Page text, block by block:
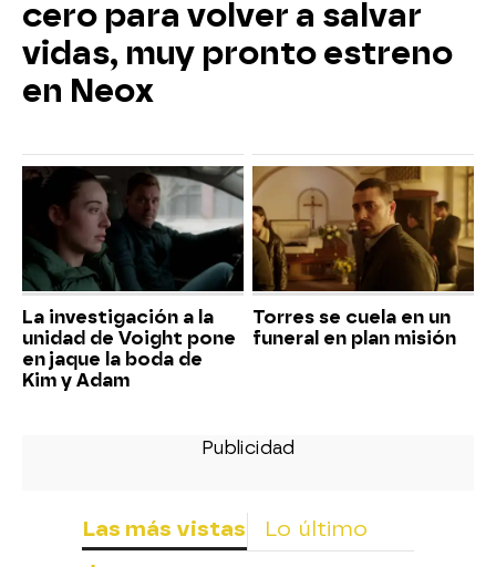
cero para volver a salvar
vidas, muy pronto estreno
en Neox
La investigación a la
unidad de Voight pone
en jaque la boda de
Kim y Adam
Torres se cuela en un
funeral en plan misión
Las más vistas Lo último